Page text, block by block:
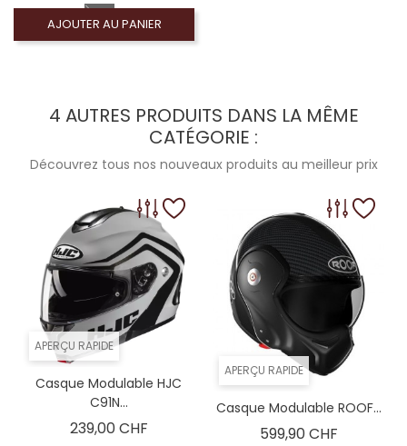
AJOUTER AU PANIER
4 AUTRES PRODUITS DANS LA MÊME
CATÉGORIE :
Découvrez tous nos nouveaux produits au meilleur prix
APERÇU RAPIDE
Casque Modulable HJC
C91N...
239,00 CHFPrix
APERÇU RAPIDE
Casque Modulable ROOF...
599,90 CHFPrix